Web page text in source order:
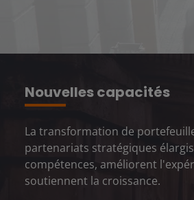
Nouvelles capacités
La transformation de
partenariats stratégiques
compétences, améliorent
soutiennent la croissance.